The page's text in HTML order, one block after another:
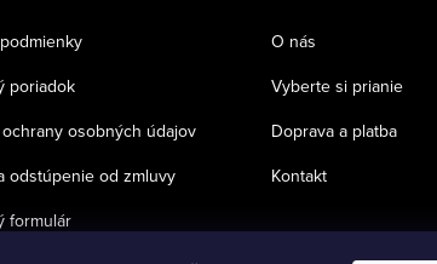
poriadok
osobných údajov
odstúpenie od zmluvy
formulár
O nás
Vyberte si prianie
Doprava a platba
Kontakt